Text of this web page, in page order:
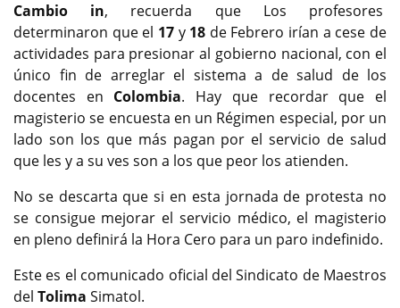
Cambio in, recuerda que Los profesores
determinaron que el 17y 18 de Febrero irían a cese de
actividades para presionar al gobierno nacional, con el
único fin de arreglar el sistema a de salud de los
docentes en Colombia. Hay que recordar que el
magisterio se encuesta en un Régimen especial, por un
lado son los que más pagan por el servicio de salud
que les y a su ves son a los que peor los atienden.
No se descarta que si en esta jornada de protesta no
se consigue mejorar el servicio médico, el magisterio
en pleno definirá la Hora Cero para un paro indefinido.
Este es el comunicado oficial del Sindicato de Maestros
del Tolima Simatol.